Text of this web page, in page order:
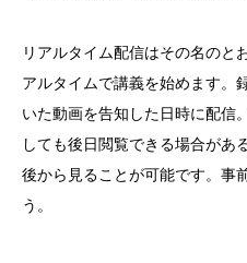
リアルタイム配信はその名のと
アルタイムで講義を始めます。
いた動画を告知した日時に配信
しても後日閲覧できる場合があ
後から見ることが可能です。事
う。